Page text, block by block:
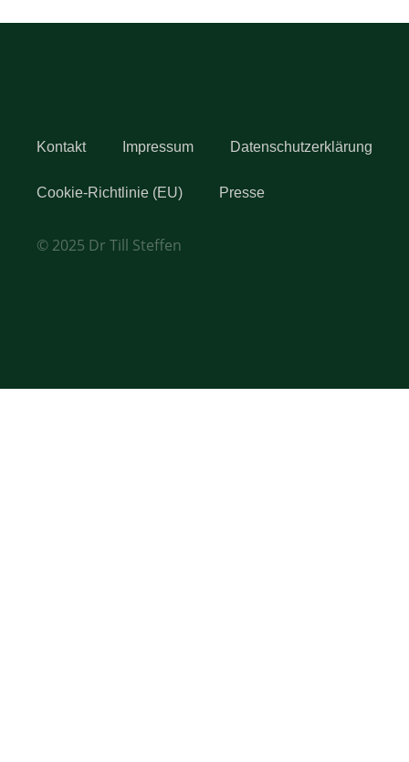
Kontakt Impressum Datenschutzerklärung
Cookie-Richtlinie (EU) Presse
© 2025 Dr Till Steffen